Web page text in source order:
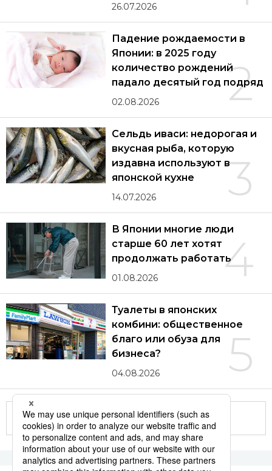
26.07.2026
2
Падение рождаемости в
Японии: в 2025 году
количество рождений
падало десятый год подряд
02.08.2026
3
Сельдь иваси: недорогая и
вкусная рыба, которую
издавна используют в
японской кухне
14.07.2026
4
В Японии многие люди
старше 60 лет хотят
продолжать работать
01.08.2026
5
Туалеты в японских
комбини: общественное
благо или обуза для
бизнеса?
04.08.2026
Другие статьи по теме